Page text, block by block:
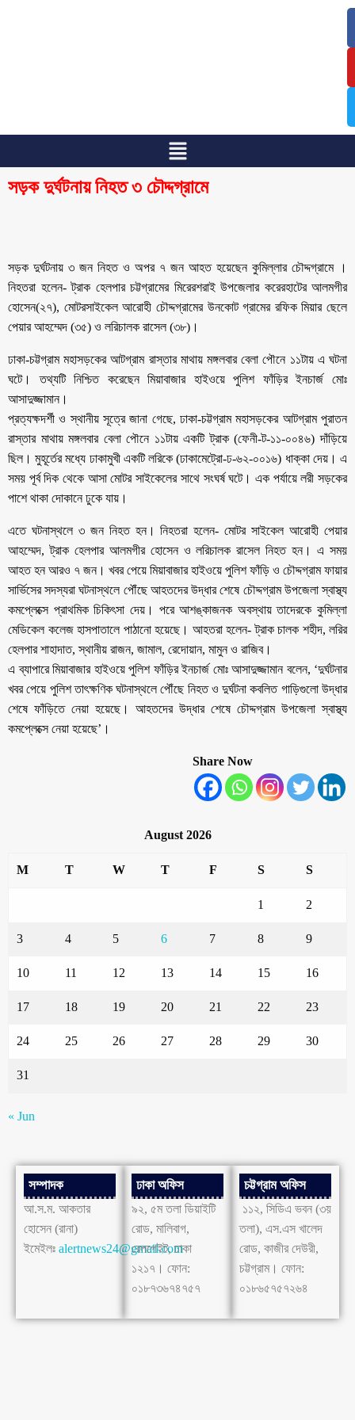
সড়ক দুর্ঘটনায় নিহত ৩ চৌদ্দগ্রামে
সড়ক দুর্ঘটনায় ৩ জন নিহত ও অপর ৭ জন আহত হয়েছেন কুমিল্লার চৌদ্দগ্রামে ।
নিহতরা হলেন- ট্রাক হেলপার চট্টগ্রামের মিরেরশরাই উপজেলার করেরহাটের আলমগীর
হোসেন(২৭), মোটরসাইকেল আরোহী চৌদ্দগ্রামের উনকোট গ্রামের রফিক মিয়ার ছেলে
পেয়ার আহম্মেদ (৩৫) ও লরিচালক রাসেল (৩৮)।
ঢাকা-চট্টগ্রাম মহাসড়কের আটগ্রাম রাস্তার মাথায় মঙ্গলবার বেলা পৌনে ১১টায় এ ঘটনা
ঘটে। তথ্যটি নিশ্চিত করেছেন মিয়াবাজার হাইওয়ে পুলিশ ফাঁড়ির ইনচার্জ মোঃ
আসাদুজ্জামান।
প্রত্যক্ষদর্শী ও স্থানীয় সূত্রে জানা গেছে, ঢাকা-চট্টগ্রাম মহাসড়কের আটগ্রাম পুরাতন
রাস্তার মাথায় মঙ্গলবার বেলা পৌনে ১১টায় একটি ট্রাক (ফেনী-ট-১১-০০৪৬) দাঁড়িয়ে
ছিল। মুহূর্তের মধ্যে ঢাকামুখী একটি লরিকে (ঢাকামেট্রো-ঢ-৬২-০০১৬) ধাক্কা দেয়। এ
সময় পূর্ব দিক থেকে আসা মোটর সাইকেলের সাথে সংঘর্ষ ঘটে। এক পর্যায়ে লরী সড়কের
পাশে থাকা দোকানে ঢুকে যায়।
এতে ঘটনাস্থলে ৩ জন নিহত হন। নিহতরা হলেন- মোটর সাইকেল আরোহী পেয়ার
আহম্মেদ, ট্রাক হেলপার আলমগীর হোসেন ও লরিচালক রাসেল নিহত হন। এ সময়
আহত হন আরও ৭ জন। খবর পেয়ে মিয়াবাজার হাইওয়ে পুলিশ ফাঁড়ি ও চৌদ্দগ্রাম ফায়ার
সার্ভিসের সদস্যরা ঘটনাস্থলে পৌঁছে আহতদের উদ্ধার শেষে চৌদ্দগ্রাম উপজেলা স্বাস্থ্য
কমপ্লেক্সে প্রাথমিক চিকিৎসা দেয়। পরে আশঙ্কাজনক অবস্থায় তাদেরকে কুমিল্লা
মেডিকেল কলেজ হাসপাতালে পাঠানো হয়েছে। আহতরা হলেন- ট্রাক চালক শহীদ, লরির
হেলপার শাহাদাত, স্থানীয় রাজন, জামাল, রেদোয়ান, মামুন ও রাজিব।
এ ব্যাপারে মিয়াবাজার হাইওয়ে পুলিশ ফাঁড়ির ইনচার্জ মোঃ আসাদুজ্জামান বলেন, ‘দুর্ঘটনার
খবর পেয়ে পুলিশ তাৎক্ষণিক ঘটনাস্থলে পৌঁছে নিহত ও দুর্ঘটনা কবলিত গাড়িগুলো উদ্ধার
শেষে ফাঁড়িতে নেয়া হয়েছে। আহতদের উদ্ধার শেষে চৌদ্দগ্রাম উপজেলা স্বাস্থ্য
কমপ্লেক্সে নেয়া হয়েছে’।
Share Now
August 2026
M T W T F S S
1 2
3 4 5 6 7 8 9
10 11 12 13 14 15 16
17 18 19 20 21 22 23
24 25 26 27 28 29 30
31
« Jun
সম্পাদক
আ.স.ম. আকতার
হোসেন (রানা)
ইমেইলঃ alertnews24@gmail.com
ঢাকা অফিস
৯২, ৫ম তলা ডিয়াইটি
রোড, মালিবাগ,
রেলগেইট, ঢাকা
১২১৭। ফোন:
০১৮৭৩৬৭৪৭৫৭
চট্টগ্রাম অফিস
১১২, সিডিএ ভবন (৩য়
তলা), এস.এস খালেদ
রোড, কাজীর দেউরী,
চট্টগ্রাম। ফোন:
০১৮৬৫৭৫৭২৬৪